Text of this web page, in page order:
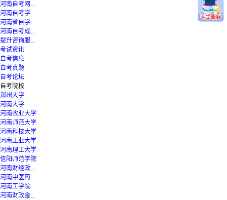
河南自考网...
河南自考学...
河南省自学...
河南自考成...
提升咨询服...
考试资讯
自考信息
自考真题
自考论坛
自考院校
郑州大学
河南大学
河南农业大学
河南师范大学
河南科技大学
河南工业大学
河南理工大学
信阳师范学院
河南财经政...
河南中医药...
河南工学院
河南财政金...